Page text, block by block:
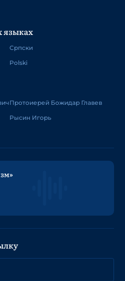
языках
Српски
Polski
Протоиерей Божидар Главев
Рысин Игорь